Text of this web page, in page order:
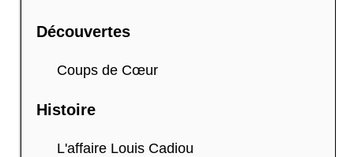
Découvertes
Coups de Cœur
Histoire
L'affaire Louis Cadiou